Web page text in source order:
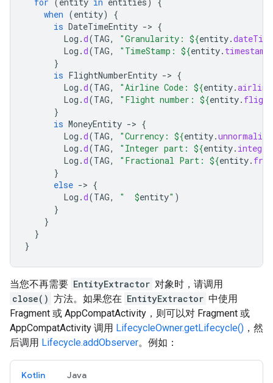
when (entity)
{
is DateTimeEntity -> {
Log .d(TAG, "Granularity: ${entity.
Log .d(TAG, "TimeStamp: ${entity.
}
is FlightNumberEntity -> {
Log .d(TAG, "Airline Code: ${entity.
Log .d(TAG, "Flight number: ${entity.
}
is MoneyEntity -> {
Log .d(TAG, "Currency: ${entity.
Log .d(TAG, "Integer part: ${entity.
Log .d(TAG, "Fractional Part: ${entity.
}
else -> {
Log .d(TAG, " $entity" )
}
}
}
}
当您不再需要 EntityExtractor 对象时，请调用
close() 方法。如果您在 EntityExtractor 中使用
Fragment 或 AppCompatActivity，则可以对 Fragment 或
AppCompatActivity 调用 LifecycleOwner.getLifecycle() ，然
后调用 Lifecycle.addObserver。例如：
Kotlin Java